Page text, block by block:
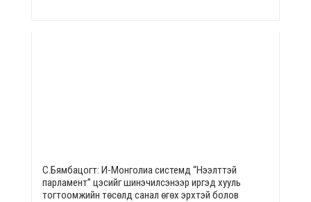
С.Бямбацогт: И-Монголиа системд “Нээлттэй
парламент” цэсийг шинэчилсэнээр иргэд хууль
тогтоомжийн төсөлд санал өгөх эрхтэй болов